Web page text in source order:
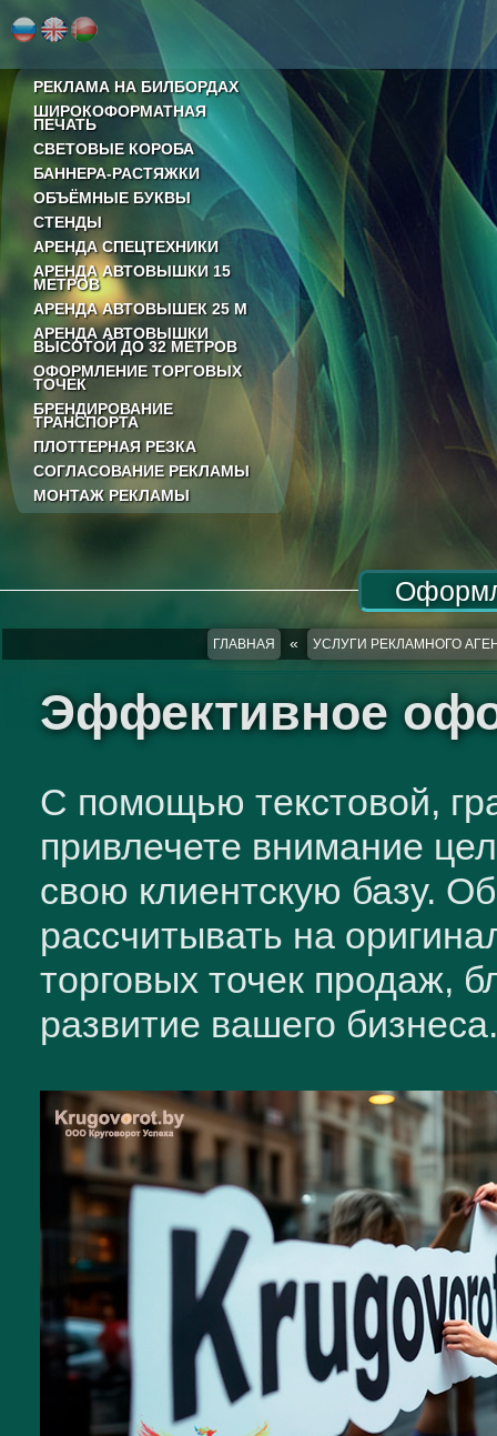
РЕКЛАМА НА БИЛБОРДАХ
ШИРОКОФОРМАТНАЯ
ПЕЧАТЬ
СВЕТОВЫЕ КОРОБА
БАННЕРА-РАСТЯЖКИ
ОБЪЁМНЫЕ БУКВЫ
СТЕНДЫ
АРЕНДА СПЕЦТЕХНИКИ
АРЕНДА АВТОВЫШКИ 15
МЕТРОВ
АРЕНДА АВТОВЫШЕК 25 М
АРЕНДА АВТОВЫШКИ
ВЫСОТОЙ ДО 32 МЕТРОВ
ОФОРМЛЕНИЕ ТОРГОВЫХ
ТОЧЕК
БРЕНДИРОВАНИЕ
ТРАНСПОРТА
ПЛОТТЕРНАЯ РЕЗКА
СОГЛАСОВАНИЕ РЕКЛАМЫ
МОНТАЖ РЕКЛАМЫ
ГЛАВНАЯ « УСЛУГИ РЕКЛАМНОГО
Эффективное
С помощью текстовой,
привлечете внимание
свою клиентскую базу.
рассчитывать на
торговых точек продаж,
развитие вашего бизнеса.